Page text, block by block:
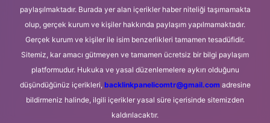
paylaşılmaktadır. Burada yer alan içerikler haber niteliği taşımamakta
olup, gerçek kurum ve kişiler hakkında paylaşım yapılmamaktadır.
Gerçek kurum ve kişiler ile isim benzerlikleri tamamen tesadüfidir.
Sitemiz, kar amacı gütmeyen ve tamamen ücretsiz bir bilgi paylaşım
platformudur. Hukuka ve yasal düzenlemelere aykırı olduğunu
düşündüğünüz içerikleri, backlinkpanelicomtr@gmail.comadresine
bildirmeniz halinde, ilgili içerikler yasal süre içerisinde sitemizden
kaldırılacaktır.